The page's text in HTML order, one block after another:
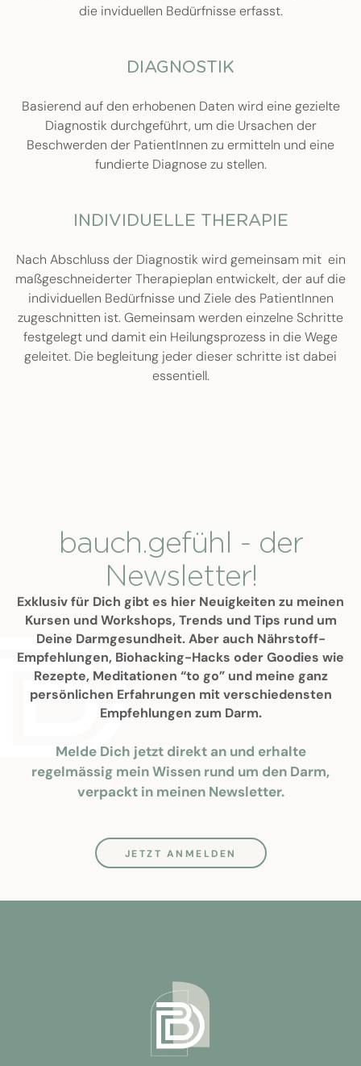
die inviduellen Bedürfnisse erfasst.
DIAGNOSTIK
Basierend auf den erhobenen Daten wird eine gezielte
Diagnostik durchgeführt, um die Ursachen der
Beschwerden der PatientInnen zu ermitteln und eine
fundierte Diagnose zu stellen.
INDIVIDUELLE THERAPIE
Nach Abschluss der Diagnostik wird gemeinsam mit ein
maßgeschneiderter Therapieplan entwickelt, der auf die
individuellen Bedürfnisse und Ziele des PatientInnen
zugeschnitten ist. Gemeinsam werden einzelne Schritte
festgelegt und damit ein Heilungsprozess in die Wege
geleitet. Die begleitung jeder dieser schritte ist dabei
essentiell.
bauch.gefühl - der
Newsletter!
Exklusiv für Dich gibt es hier Neuigkeiten zu meinen
Kursen und Workshops, Trends und Tips rund um
Deine Darmgesundheit. Aber auch Nährstoff-
Empfehlungen, Biohacking-Hacks oder Goodies wie
Rezepte, Meditationen “to go” und meine ganz
persönlichen Erfahrungen mit verschiedensten
Empfehlungen zum Darm.
Melde Dich jetzt direkt an und erhalte
regelmässig mein Wissen rund um den Darm,
verpackt in meinen Newsletter.
JETZT ANMELDEN